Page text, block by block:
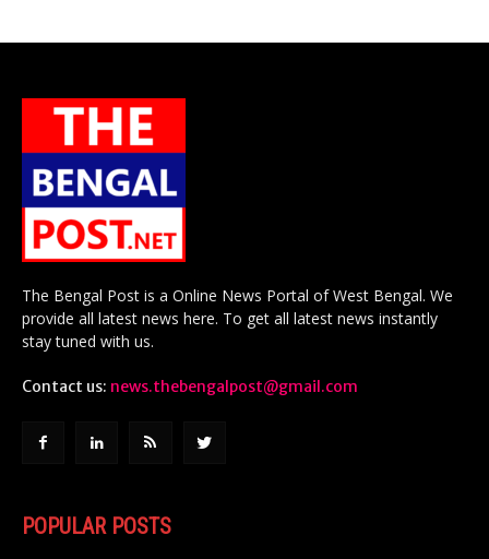
The Bengal Post is a Online News Portal of West Bengal. We
provide all latest news here. To get all latest news instantly
stay tuned with us.
Contact us: news.thebengalpost@gmail.com
POPULAR POSTS